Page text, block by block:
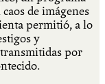
de imágenes
permitió, a lo
y
por